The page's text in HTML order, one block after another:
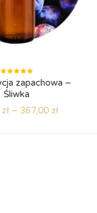
Oceniono
5.00na
zapachowa –
Śliwka
zł – 367,00 zł